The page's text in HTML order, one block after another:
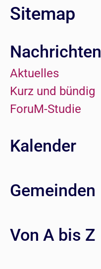
Sitemap
Nachrichten
Aktuelles
Kurz und bündig
ForuM-Studie
Kalender
Gemeinden
Von A bis Z